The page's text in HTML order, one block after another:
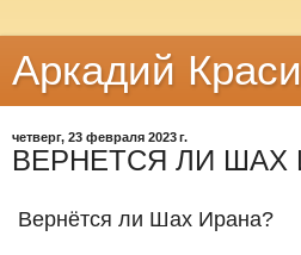
Аркадий
четверг, 23 февраля 2023 г.
ВЕРНЕТСЯ ЛИ ШАХ
Вернётся ли Шах Ирана?